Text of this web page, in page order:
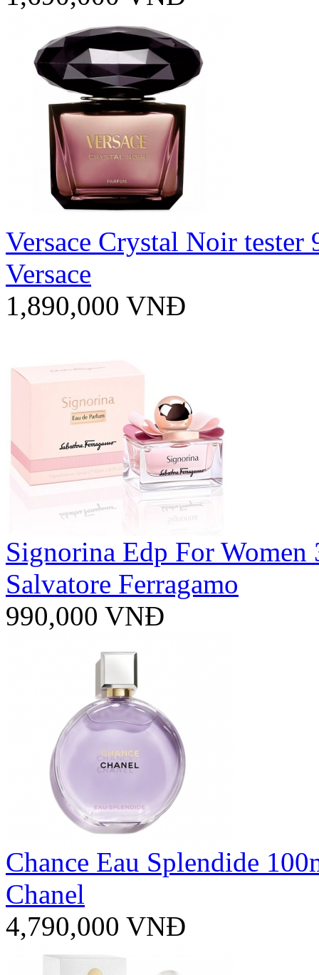
Versace Crystal Noir tester
Versace
1,890,000 VNĐ
Signorina Edp For Women
Salvatore Ferragamo
990,000 VNĐ
Chance Eau Splendide
Chanel
4,790,000 VNĐ